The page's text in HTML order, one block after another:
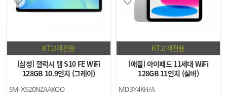
KT고객전용
[삼성] 갤럭시 탭 S10 FE WiFi
128GB 10.9인치 (그레이)
SM-X520NZAAKOO
KT고객전용
[애플] 아이패드 11세대 WiFi
128GB 11인치 (실버)
MD3Y4KH/A